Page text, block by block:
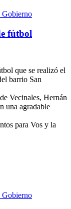
Gobierno
fútbol
que se realizó el
barrio San
Vecinales, Hernán
una agradable
para Vos y la
Gobierno